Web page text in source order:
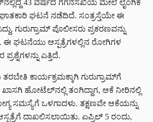
43 ವರ್ಷದ ಗಗನಸಖಿಯ ಮೇಲೆ ಲೈಂಗಿಕ
ಘಟನೆ ನಡೆದಿದೆ. ಸಂತ್ರಸ್ತೆಯೇ ಈ
ಗುರುಗ್ರಾಮ್ ಪೊಲೀಸರು ಪ್ರಕರಣವನ್ನು
ಈ ಘಟನೆಯು ಆಸ್ಪತ್ರೆಗಳಲ್ಲಿನ ರೋಗಿಗಳ
ಎತ್ತಿದೆ.
ಕಾರ್ಯಕ್ರಮಕ್ಕಾಗಿ ಗುರುಗ್ರಾಮ್‌ಗೆ
ಹೋಟೆಲ್‌ನಲ್ಲಿ ತಂಗಿದ್ದಾಗ, ಆಕೆ ನೀರಿನಲ್ಲಿ
ಸಮಸ್ಯೆಗೆ ಒಳಗಾದಳು. ತಕ್ಷಣವೇ ಆಕೆಯನ್ನು
ದಾಖಲಿಸಲಾಯಿತು. ಏಪ್ರಿಲ್ 5 ರಂದು,